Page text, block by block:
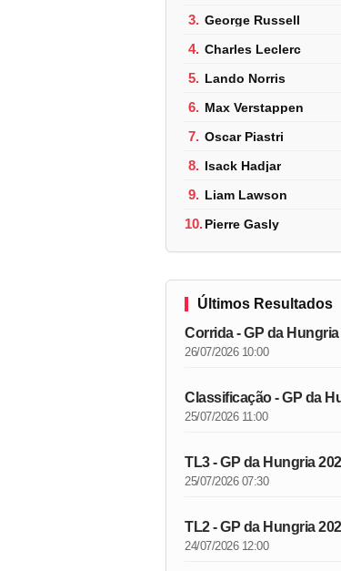
3. George Russell
4. Charles Leclerc
5. Lando Norris
6. Max Verstappen
7. Oscar Piastri
8. Isack Hadjar
9. Liam Lawson
10.Pierre Gasly
Últimos Resultados
Corrida - GP da Hungria
26/07/2026 10:00
Classificação - GP da
25/07/2026 11:00
TL3 - GP da Hungria
25/07/2026 07:30
TL2 - GP da Hungria
24/07/2026 12:00